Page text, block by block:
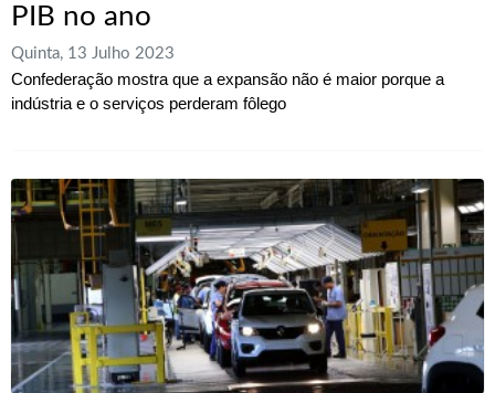
PIB no ano
Quinta, 13 Julho 2023
Confederação mostra que a expansão não é maior porque a
indústria e o serviços perderam fôlego